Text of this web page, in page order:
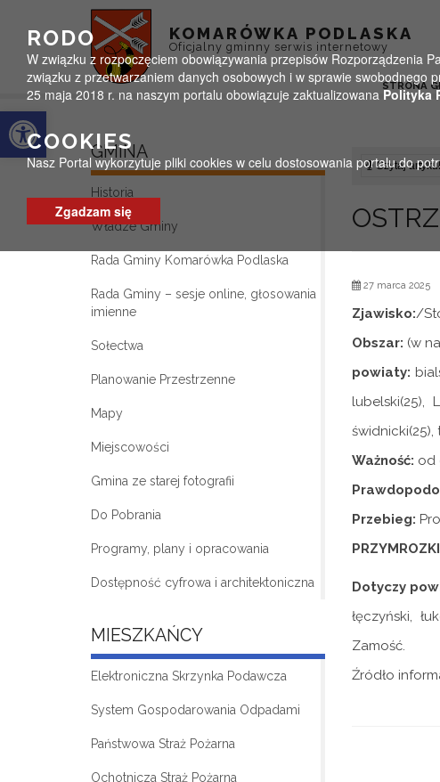
Otwórz pasek narzędzi
KOMARÓWKA PODLASKA
Oficjalny gminny serwis internetowy
STRONA
GMINA
Historia
Władze Gminy
Rada Gminy Komarówka Podlaska
Rada Gminy – sesje online, głosowania
imienne
Sołectwa
Planowanie Przestrzenne
Mapy
Miejscowości
Gmina ze starej fotografii
Do Pobrania
Programy, plany i opracowania
Dostępność cyfrowa i architektoniczna
MIESZKAŃCY
Elektroniczna Skrzynka Podawcza
System Gospodarowania Odpadami
Państwowa Straż Pożarna
Ochotnicza Straż Pożarna
Czytaj
27 marca 2025
Zjawisko:/
Obszar: (w
powiaty:
lubelski(25),
świdnicki(25),
Ważność: od
Przebieg:
Dotyczy
łęczyński,
Zamość.
Źródło
RODO
W związku z rozpoczęciem obowiązywania przepisów Rozporządzenia
związku z przetwarzaniem danych osobowych i w sprawie swobodnego
25 maja 2018 r. na naszym portalu obowiązuje zaktualizowana Polityka
COOKIES
Nasz Portal wykorzytuje pliki cookies w celu dostosowania portalu do
Zgadzam się